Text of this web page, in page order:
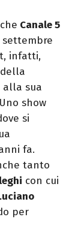
di
Canale 5
settembre
infatti,
alla sua
show
si
fa.
tanto
con cui
per